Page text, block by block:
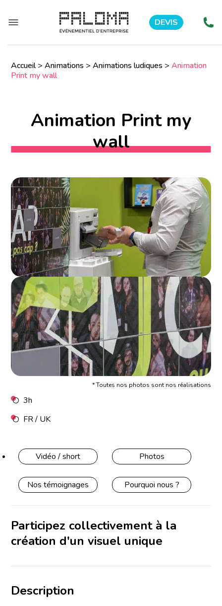
DEVIS
Accueil >Animations >Animations ludiques >Animation
Print my wall
Animation Print my
wall
* Toutes nos photos sont nos réalisations
3h
FR / UK
Vidéo / short Photos
Nos témoignages Pourquoi nous ?
Participez collectivement à la
création d'un visuel unique
Description